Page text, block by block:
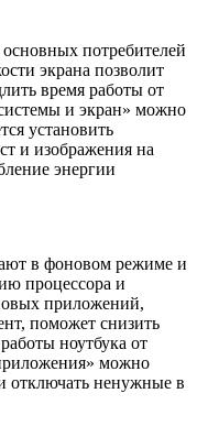
потребителей
экрана позволит
время работы от
и экран» можно
установить
и изображения на
энергии
в фоновом режиме и
процессора и
приложений,
поможет снизить
ноутбука от
можно
отключать ненужные в